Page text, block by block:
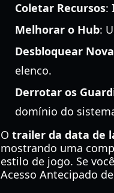
Coletar Recursos:
Melhorar o Hub:
Desbloquear
elenco.
Derrotar os
domínio do
O trailer da data de
mostrando uma
estilo de jogo. Se
Acesso Antecipado